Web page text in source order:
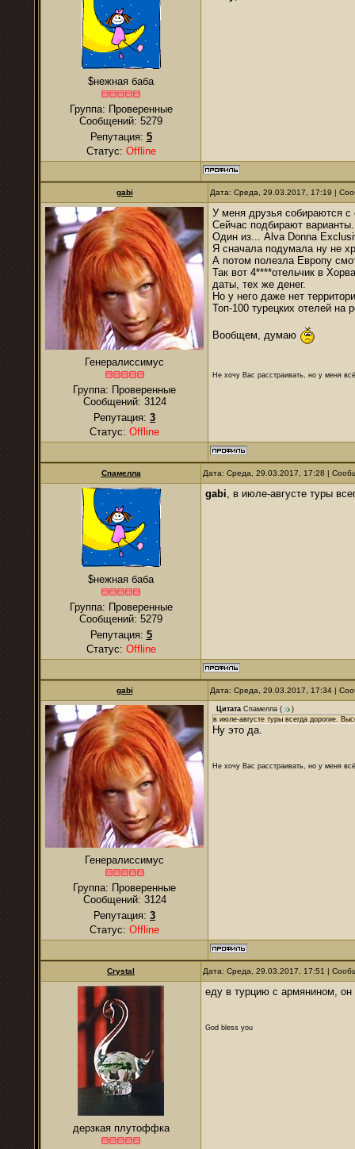
$нежная баба
Группа: Проверенные
Сообщений: 5279
Репутация: 5
Статус: Offline
gabi Дата: Среда, 29.03.2017, 17:19 |
Генералиссимус
Группа: Проверенные
Сообщений: 3124
Репутация: 3
Статус: Offline
У меня друзья собираются
Сейчас подбирают варианты.
Один из... Alva Donna
Я сначала подумала ну не
А потом полезла Европу
Так вот 4****отельчик в
даты, тех же денег.
Но у него даже нет
Топ-100 турецких отелей на
Вообщем, думаю
Не хочу Вас расстраивать, но у меня
Спамелла Дата: Среда, 29.03.2017, 17:28 |
$нежная баба
Группа: Проверенные
Сообщений: 5279
Репутация: 5
Статус: Offline
gabi, в июле-августе туры
gabi Дата: Среда, 29.03.2017, 17:34 |
Генералиссимус
Группа: Проверенные
Сообщений: 3124
Репутация: 3
Статус: Offline
Цитата Спамелла (
)
в июле-августе туры всегда дорогие.
Ну это да.
Не хочу Вас расстраивать, но у меня
Crystal Дата: Среда, 29.03.2017, 17:51 |
дерзкая плутоффка
еду в турцию с армянином, он
God bless you